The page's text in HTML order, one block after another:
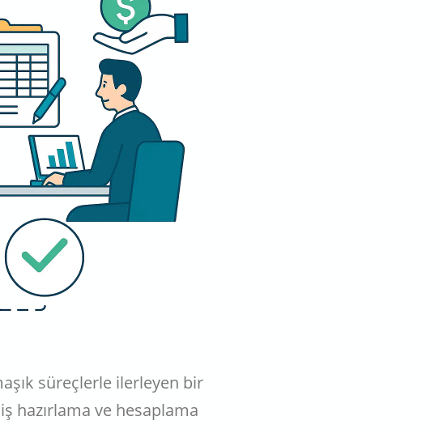
süreçlerle ilerleyen bir
hazırlama ve hesaplama